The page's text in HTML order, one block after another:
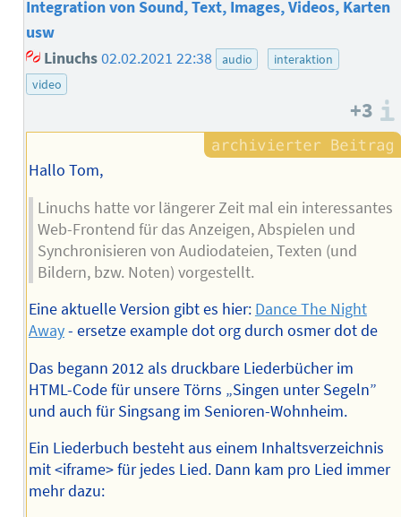
Integration von Sound, Text, Images, Videos, Karten
usw
Linuchs02.02.2021 22:38 audio
interaktion
video
+3
Hallo Tom,
Linuchs hatte vor längerer Zeit mal ein interessantes
Web-Frontend für das Anzeigen, Abspielen und
Synchronisieren von Audiodateien, Texten (und
Bildern, bzw. Noten) vorgestellt.
Eine aktuelle Version gibt es hier: Dance The Night
Away- ersetze example dot org durch osmer dot de
Das begann 2012 als druckbare Liederbücher im
HTML-Code für unsere Törns „Singen unter Segeln”
und auch für Singsang im Senioren-Wohnheim.
Ein Liederbuch besteht aus einem Inhaltsverzeichnis
mit <iframe> für jedes Lied. Dann kam pro Lied immer
mehr dazu: